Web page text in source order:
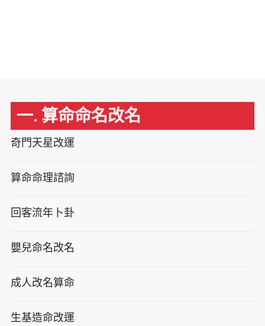
一. 算命命名改名
奇門天星改運
算命命理諮詢
回客流年卜卦
嬰兒命名改名
成人改名算命
生基造命改運